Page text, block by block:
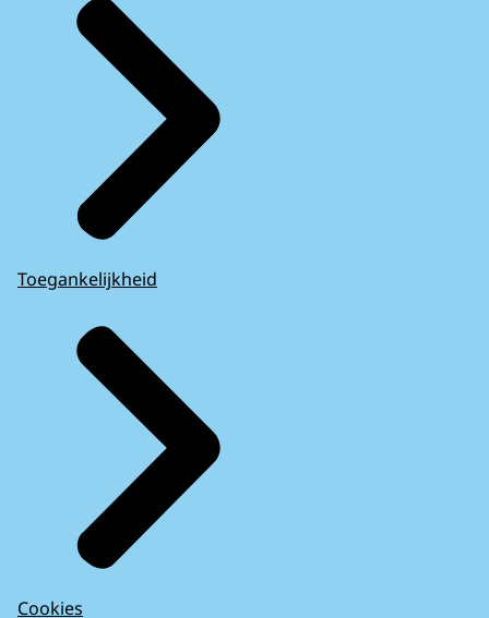
Toegankelijkheid
Cookies